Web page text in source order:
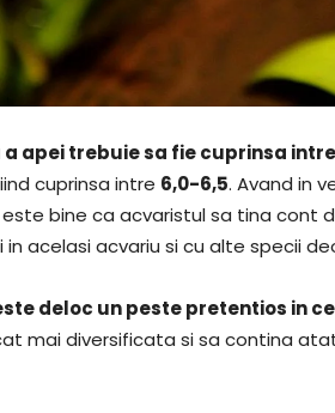
apei trebuie sa fie cuprinsa intre
cuprinsa intre 6,0-6,5. Avand in
este bine ca acvaristul sa tina cont
acelasi acvariu si cu alte specii
deloc un peste pretentios in
mai diversificata si sa contina